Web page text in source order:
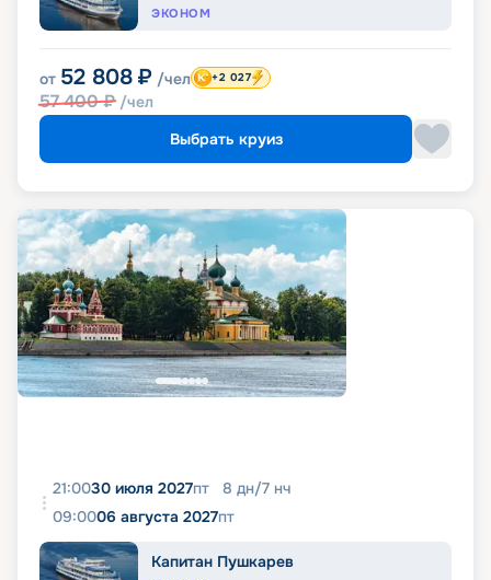
ЭКОНОМ
от 52 808 ₽ /чел
57 400₽ /чел
+2 027
Выбрать круиз
21:0030 июля 2027пт 8 дн/7 нч
09:0006 августа 2027пт
Капитан Пушкарев